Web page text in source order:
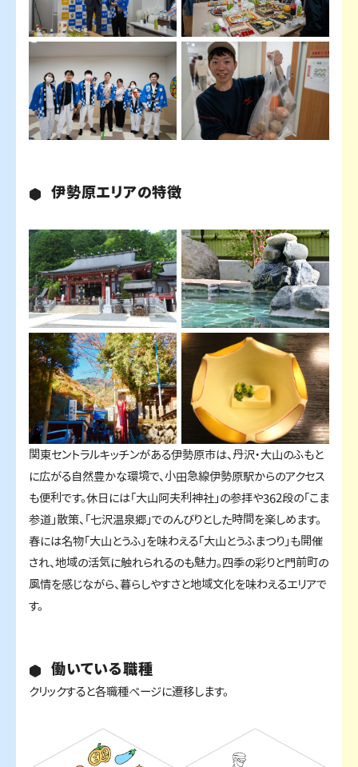
伊勢原エリアの特徴
関東セントラルキッチンがある伊勢原市は、丹沢・大山のふもと
に広がる自然豊かな環境で、小田急線伊勢原駅からのアクセス
も便利です。休日には「大山阿夫利神社」の参拝や362段の「こま
参道」散策、「七沢温泉郷」でのんびりとした時間を楽しめます。
春には名物「大山とうふ」を味わえる「大山とうふまつり」も開催
され、地域の活気に触れられるのも魅力。四季の彩りと門前町の
風情を感じながら、暮らしやすさと地域文化を味わえるエリアで
す。
働いている職種
クリックすると各職種ページに遷移します。